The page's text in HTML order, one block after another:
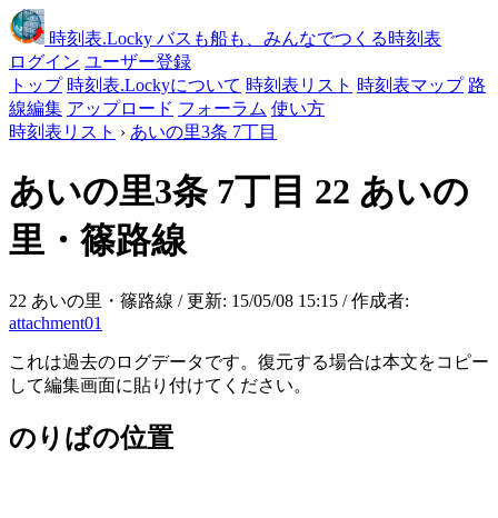
時刻表.Locky バスも船も、みんなでつくる時刻表
ログイン ユーザー登録
トップ 時刻表.Lockyについて 時刻表リスト 時刻表マップ 路
線編集 アップロード フォーラム 使い方
時刻表リスト › あいの里3条 7丁目
あいの里3条 7丁目 22 あいの
里・篠路線
22 あいの里・篠路線 / 更新: 15/05/08 15:15 / 作成者:
attachment01
これは過去のログデータです。復元する場合は本文をコピー
して編集画面に貼り付けてください。
のりばの位置